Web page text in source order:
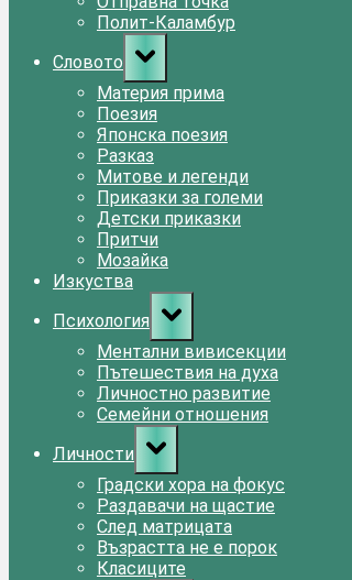
Полит-Каламбур
Словото
Toggle
sub-
menu
Материя прима
Поезия
Японска поезия
Разказ
Митове и легенди
Приказки за големи
Детски приказки
Притчи
Мозайка
Изкуства
Психология
Toggle
sub-
menu
Ментални вивисекции
Пътешествия на духа
Личностно развитие
Семейни отношения
Личности
Toggle
sub-
menu
Градски хора на фокус
Раздавачи на щастие
След матрицата
Възрастта не е порок
Класиците